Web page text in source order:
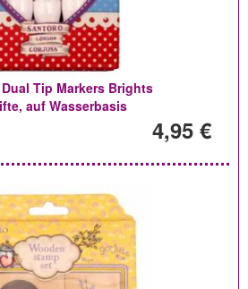
Tip Markers Brights
auf Wasserbasis
4,95 €